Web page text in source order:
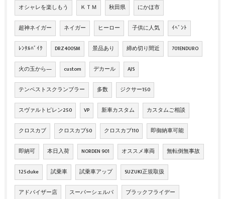
オシャレを楽しもう ＫＴＭ 秋田県 にかほ市
超神ネイガー ネイガー ヒーロー 子供に人気 ｲﾍﾞﾝﾄ
ﾚﾝﾀﾙﾊﾞｲｸ DRZ400SM 景品あり 締め切り間近 701ENDURO
火の玉から― custom デカール AJS
テンペストスクランブラー 多数 ジクサー150
スヴァルトピレン250 VP 新車カスタム カスタムご相談
クロスカブ クロスカブ50 クロスカブ110 即御納車可能
即納可 本日入荷 NORDEN 901 オススメ車両 無転倒無事故
125duke 試乗車 試乗車アップ SUZUKI正規取扱
アドバイザー店 スーパーシェルパ ブラックフライデー